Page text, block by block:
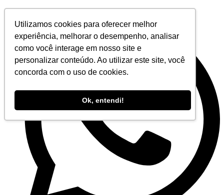
Utilizamos cookies para oferecer melhor
experiência, melhorar o desempenho, analisar
como você interage em nosso site e
personalizar conteúdo. Ao utilizar este site, você
concorda com o uso de cookies.
Ok, entendi!
Ir
para
conteúdo